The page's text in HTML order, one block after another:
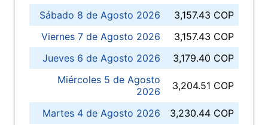
Sábado 8 de Agosto 2026
3,157.43 COP
Viernes 7 de Agosto 2026
3,157.43 COP
Jueves 6 de Agosto 2026
3,179.40 COP
Miércoles 5 de Agosto
2026
3,204.51 COP
Martes 4 de Agosto 2026
3,230.44 COP